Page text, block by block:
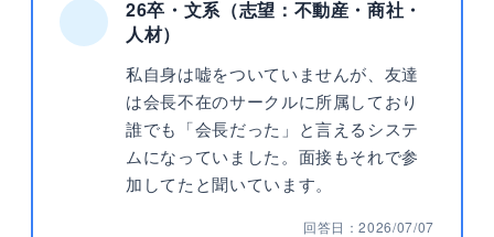
26卒・文系（志望：不動産・商社・
人材）
私自身は嘘をついていませんが、友達
は会長不在のサークルに所属しており
誰でも「会長だった」と言えるシステ
ムになっていました。面接もそれで参
加してたと聞いています。
回答日：2026/07/07